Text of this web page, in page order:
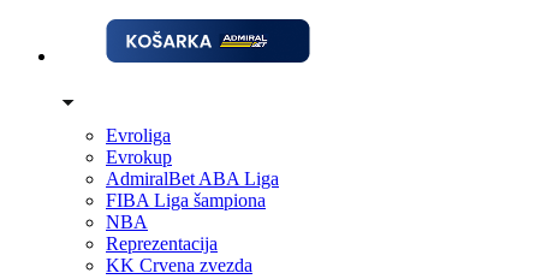
Evroliga
Evrokup
AdmiralBet ABA Liga
FIBA Liga šampiona
NBA
Reprezentacija
KK Crvena zvezda